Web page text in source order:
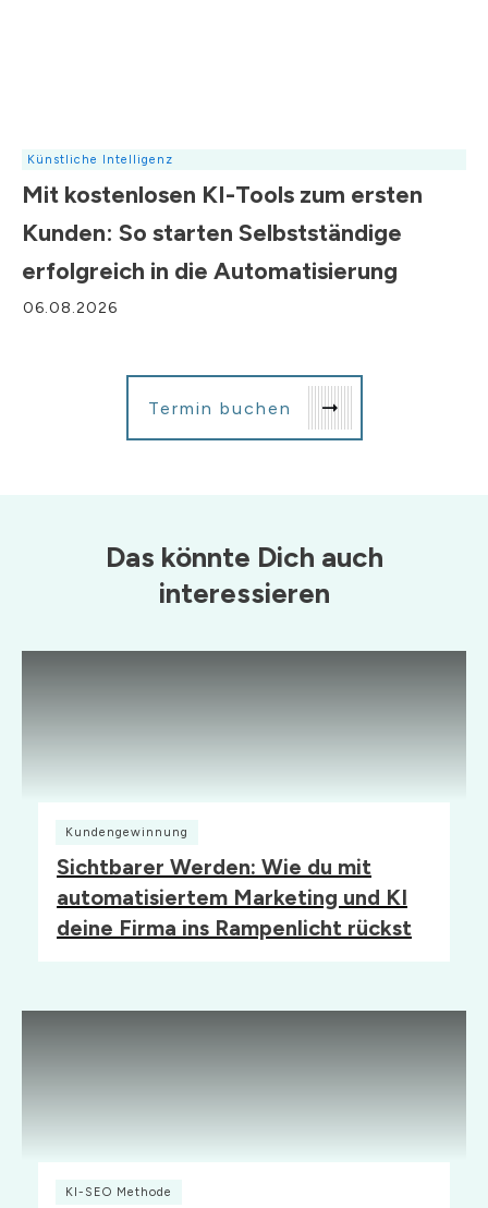
Künstliche Intelligenz
Mit kostenlosen KI-Tools zum ersten
Kunden: So starten Selbstständige
erfolgreich in die Automatisierung
06.08.2026
Termin buchen
Das könnte Dich auch
interessieren
Kundengewinnung
Sichtbarer Werden: Wie du mit
automatisiertem Marketing und KI
deine Firma ins Rampenlicht rückst
KI-SEO Methode